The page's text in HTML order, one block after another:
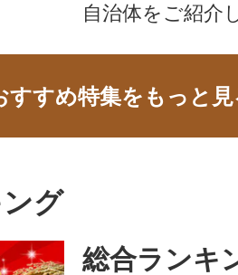
自治体をご紹介
すすめ特集をもっと
グ
総合ランキ